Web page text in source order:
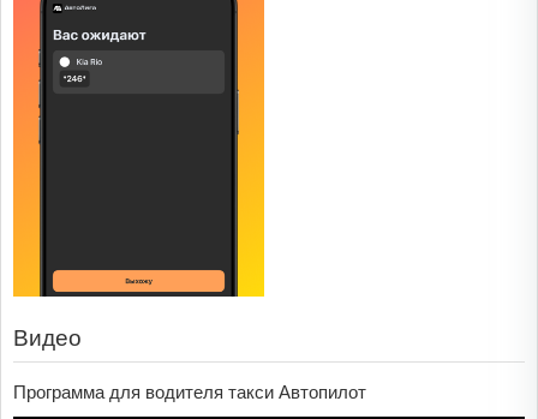
Видео
Программа для водителя такси Автопилот